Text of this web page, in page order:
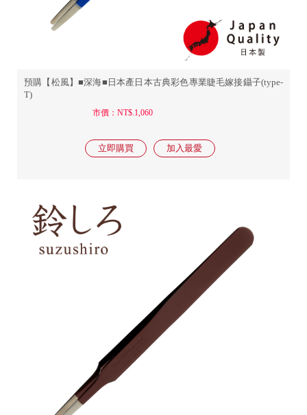
預購【松風】■深海■日本產日本古典彩色專業睫毛嫁接鑷子(type-
T)
市價：NT$.1,060